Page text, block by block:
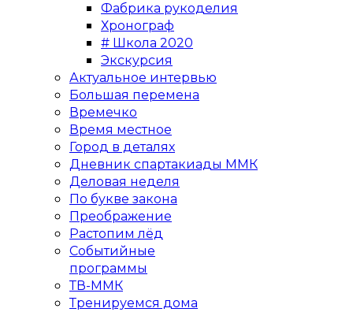
Фабрика рукоделия
Хронограф
# Школа 2020
Экскурсия
Актуальное интервью
Большая перемена
Времечко
Время местное
Город в деталях
Дневник спартакиады ММК
Деловая неделя
По букве закона
Преображение
Растопим лёд
Событийные
программы
ТВ-ММК
Тренируемся дома